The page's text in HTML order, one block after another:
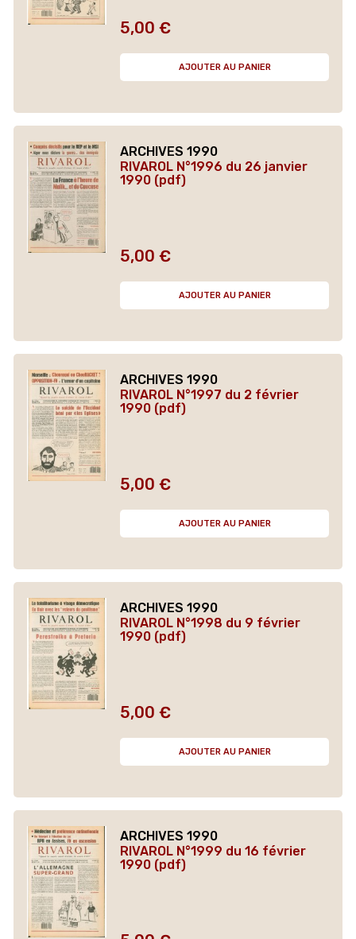
Prix
5,00 €
AJOUTER AU PANIER
ARCHIVES 1990
RIVAROL N°1996 du 26 janvier
1990 (pdf)
Prix
5,00 €
AJOUTER AU PANIER
ARCHIVES 1990
RIVAROL N°1997 du 2 février
1990 (pdf)
Prix
5,00 €
AJOUTER AU PANIER
ARCHIVES 1990
RIVAROL N°1998 du 9 février
1990 (pdf)
Prix
5,00 €
AJOUTER AU PANIER
ARCHIVES 1990
RIVAROL N°1999 du 16 février
1990 (pdf)